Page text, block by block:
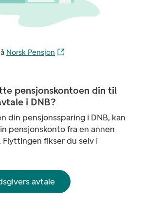
Norsk Pensjon
pensjonskontoen din til
i DNB?
din pensjonssparing i DNB, kan
pensjonskonto fra en annen
Flyttingen fikser du selv i
avtale